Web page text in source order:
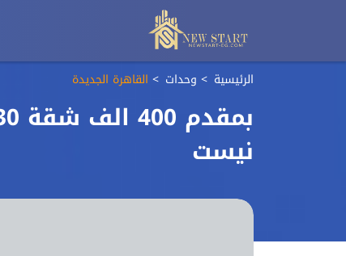
الرئيسية وحدات القاهرة الجديدة
نيست